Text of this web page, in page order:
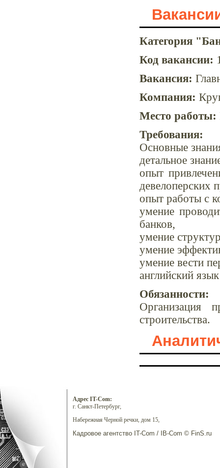
Категория
Код вакансии:
Вакансия:
Компания:
Место работы:
Требования:
Основные
детальное
опыт
девелоперских
опыт работы с
умение
банков,
умение
умение
умение вести
английский
Обязанности:
Организация
строительства.
Адрес IT-Com:
г. Санкт-Петербург,
Набережная Черной речки, дом 15,
Кадровое агентство IT-Com / IB-Com © FinS.ru